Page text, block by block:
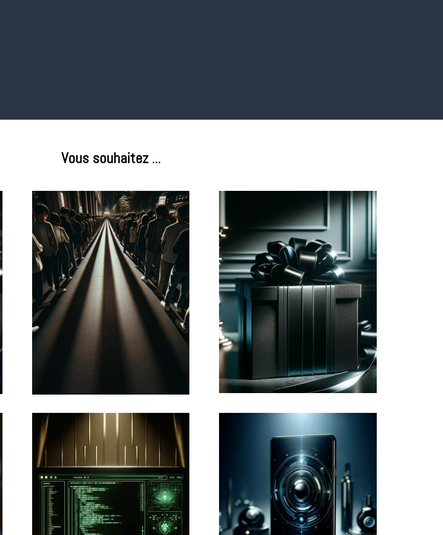
Vous souhaitez ...
Capter de nouveaux
clients
Définir une stratégie marketing.
Auditer l'expérience client en
identifiant et en définissant le
profil de sa clientèle en ligne et
hors ligne.
Fidéliser vos clients
Récompensez vos clients en leur
proposant une expérience et des
avantages personnalisés à
l'image de leur engagement avec
votre marque.
Sécuriser votre site
ou vos applications
web
Votre image de marque pourrait
Développer de
nouvelles solutions
digitales
La technologie actuelle est